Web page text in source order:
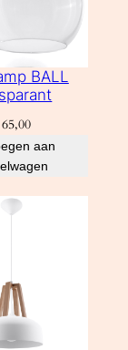
BALL
65,00
aan